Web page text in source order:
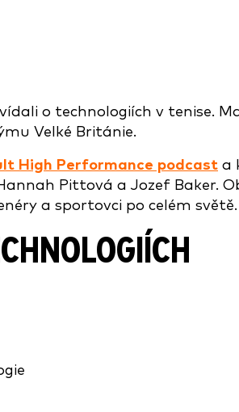
o technologiích v tenise.
Velké Británie.
High Performance podcast a
Pittová a Jozef Baker.
a sportovci po celém světě.